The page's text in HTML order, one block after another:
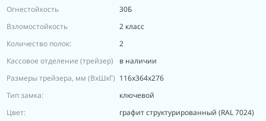
Огнестойкость
30Б
Взломостойкость
2 класс
Количество полок:
2
Кассовое отделение (трейзер)
в наличии
Размеры трейзера, мм (ВхШхГ) 116х364х276
Тип замка:
ключевой
Цвет:
графит структурированный (RAL 7024)